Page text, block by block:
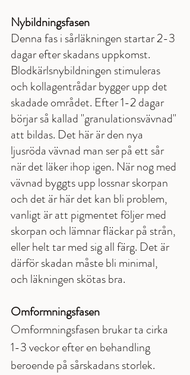
Nybildningsfasen
Denna fas i sårläkningen startar 2-3
dagar efter skadans uppkomst.
Blodkärlsnybildningen stimuleras
och kollagentrådar bygger upp det
skadade området. Efter 1-2 dagar
börjar så kallad "granulationsvävnad"
att bildas. Det här är den nya
ljusröda vävnad man ser på ett sår
när det läker ihop igen. När nog med
vävnad byggts upp lossnar skorpan
och det är här det kan bli problem,
vanligt är att pigmentet följer med
skorpan och lämnar fläckar på strån,
eller helt tar med sig all färg. Det är
därför skadan måste bli minimal,
och läkningen skötas bra.
Omformningsfasen
Omformningsfasen brukar ta cirka
1-3 veckor efter en behandling
beroende på sårskadans storlek.